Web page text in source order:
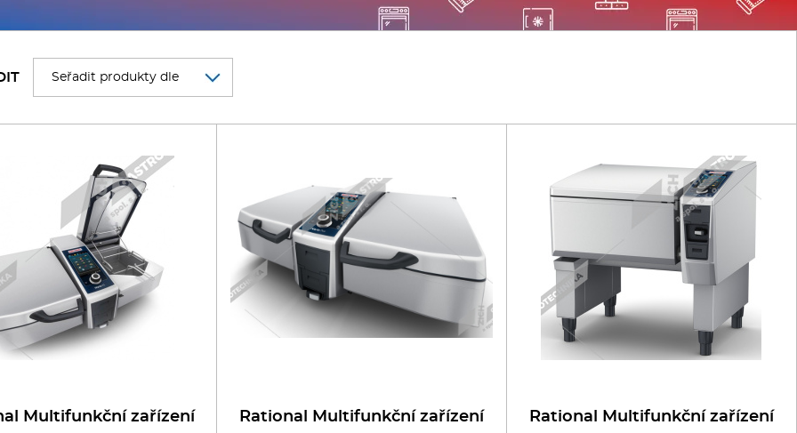
technologie
stroje
zařízení
výdej a regen.
Multifunkční zařízení
Rational Multifunkční zařízení
Rational Multifunkční zařízení